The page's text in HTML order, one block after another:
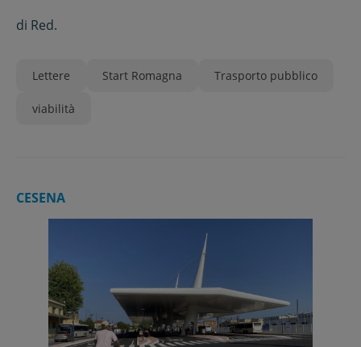
di Red.
Lettere Start Romagna Trasporto pubblico
viabilità
CESENA